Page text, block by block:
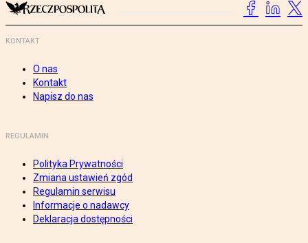
KONTAKT
O nas
Kontakt
Napisz do nas
REGULAMIN
Polityka Prywatności
Zmiana ustawień zgód
Regulamin serwisu
Informacje o nadawcy
Deklaracja dostępności